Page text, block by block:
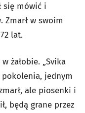
się mówić i
Zmarł w swoim
lat.
żałobie. „Svika
jednym
ale piosenki i
będą grane przez